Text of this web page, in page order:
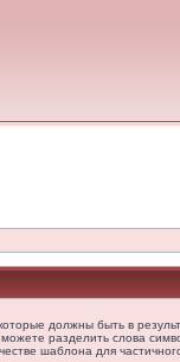
должны быть в
можете разделить слова
шаблона для